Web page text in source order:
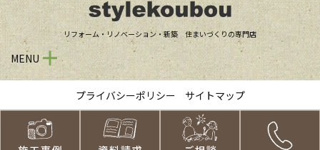
リフォーム・リノベーション・新築 住まいづくりの専門店
MENU
プライバシーポリシー サイトマップ